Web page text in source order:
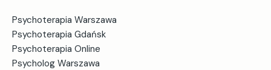
PSYCHOTERAPEUTA, SOCJOLOG, SZEFOWA OŚRODKA
CENTRUM Naukowcy alarmują, że koronawirus SARS-
CoV-2 atakuje bezpośrednio drogi oddechow
Psychoterapia Warszawa
Psychoterapia Gdańsk
Psychoterapia Online
Psycholog Warszawa